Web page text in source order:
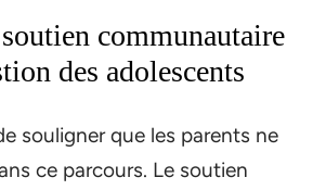
communautaire
des adolescents
souligner que les parents ne
ce parcours. Le soutien